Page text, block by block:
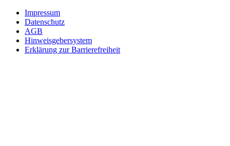
Impressum
Datenschutz
AGB
Hinweisgebersystem
Erklärung zur Barrierefreiheit